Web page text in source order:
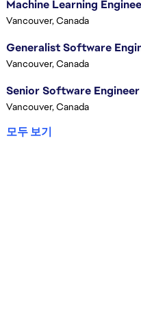
Vancouver, Canada
Vancouver, Canada
Vancouver, Canada
모두 보기